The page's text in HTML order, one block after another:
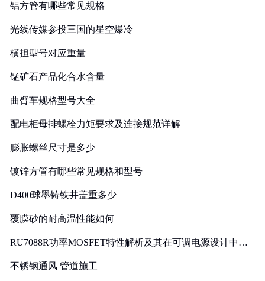
铝方管有哪些常见规格
光线传媒参投三国的星空爆冷
横担型号对应重量
锰矿石产品化合水含量
曲臂车规格型号大全
配电柜母排螺栓力矩要求及连接规范详解
膨胀螺丝尺寸是多少
镀锌方管有哪些常见规格和型号
D400球墨铸铁井盖重多少
覆膜砂的耐高温性能如何
RU7088R功率MOSFET特性解析及其在可调电源设计中的
不锈钢通风 管道施工